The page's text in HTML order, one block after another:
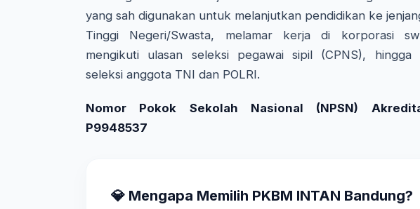
yang sah digunakan untuk melanjutkan pendidikan ke
Tinggi Negeri/Swasta, melamar kerja di korporasi
mengikuti ulasan seleksi pegawai sipil (CPNS), hingga
seleksi anggota TNI dan POLRI.
Nomor Pokok Sekolah Nasional (NPSN)
P9948537
💎 Mengapa Memilih PKBM INTAN Bandung?